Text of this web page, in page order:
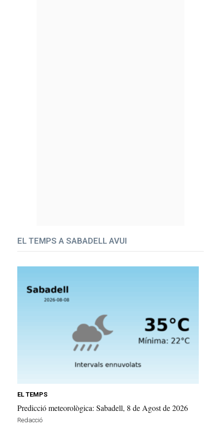
EL TEMPS A SABADELL AVUI
EL TEMPS
Predicció meteorològica: Sabadell, 8 de Agost de 2026
Redacció